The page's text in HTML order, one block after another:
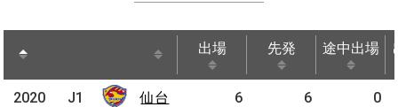
出場 先発 途中出場
途中出場
2020 仙台 6 6 0
2020 J1 仙台